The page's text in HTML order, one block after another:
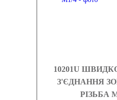
10201U
З'ЄДНАННЯ
РІЗЬБА